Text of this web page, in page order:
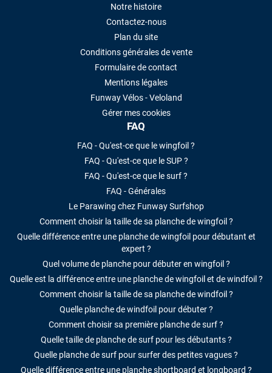
Notre histoire
Contactez-nous
Plan du site
Conditions générales de vente
Formulaire de contact
Mentions légales
Funway Vélos - Veloland
Gérer mes cookies
FAQ
FAQ - Qu'est-ce que le wingfoil ?
FAQ - Qu'est-ce que le SUP ?
FAQ - Qu'est-ce que le surf ?
FAQ - Générales
Le Parawing chez Funway Surfshop
Comment choisir la taille de sa planche de wingfoil ?
Quelle différence entre une planche de wingfoil pour débutant et
expert ?
Quel volume de planche pour débuter en wingfoil ?
Quelle est la différence entre une planche de wingfoil et de windfoil ?
Comment choisir la taille de sa planche de windfoil ?
Quelle planche de windfoil pour débuter ?
Comment choisir sa première planche de surf ?
Quelle taille de planche de surf pour les débutants ?
Quelle planche de surf pour surfer des petites vagues ?
Quelle différence entre une planche shortboard et longboard ?